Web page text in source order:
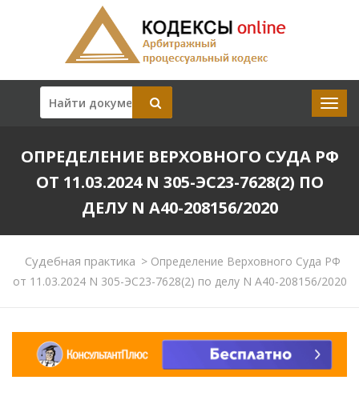
ОПРЕДЕЛЕНИЕ ВЕРХОВНОГО СУДА РФ
ОТ 11.03.2024 N 305-ЭС23-7628(2) ПО
ДЕЛУ N А40-208156/2020
Судебная практика >Определение Верховного Суда РФ
от 11.03.2024 N 305-ЭС23-7628(2) по делу N А40-208156/2020